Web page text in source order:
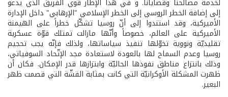
إلى إضافة الخطر الروسي إلى الخطر الإسلامي "الإرهابي" داخل الإدارة
الأميركية، وقد استندوا إلى أنّ روسيا تشكّل خطراً على الهيمنة
الأميركية على العالم، خصوصاً وأنّها مازالت تمتلك قوّة عسكرية
تقليديّة ونووية تخوّلها تنفيذ سياساتها، ولذلك فإنّه يجب تحجيم
روسيا وعدم السماح لها بالعودة لاستعادة مجد الإتّحاد السوفياتي،
وذلك بانتزاع مناطق نفوذها الحاليّة وابتزازها قدر الإمكان. فكان أن
ظهرت المشكلة الأوكرانيّة التي كانت بمثابة القشّة التي قصمت ظهر
البعير.